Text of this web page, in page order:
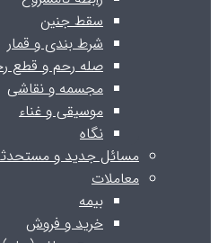
سقط جنین
شرط بندی و قمار
صله رحم و قطع
مجسمه و نقاشی
موسیقی و غناء
نگاه
مسائل جدید و
معاملات
بیمه
خرید و فروش